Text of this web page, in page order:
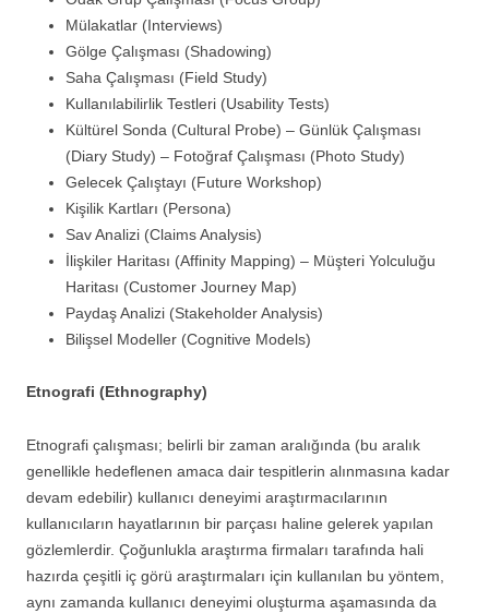
Mülakatlar (Interviews)
Gölge Çalışması (Shadowing)
Saha Çalışması (Field Study)
Kullanılabilirlik Testleri (Usability Tests)
Kültürel Sonda (Cultural Probe) – Günlük Çalışması
(Diary Study) – Fotoğraf Çalışması (Photo Study)
Gelecek Çalıştayı (Future Workshop)
Kişilik Kartları (Persona)
Sav Analizi (Claims Analysis)
İlişkiler Haritası (Affinity Mapping) – Müşteri Yolculuğu
Haritası (Customer Journey Map)
Paydaş Analizi (Stakeholder Analysis)
Bilişsel Modeller (Cognitive Models)
Etnografi (Ethnography)
Etnografi çalışması; belirli bir zaman aralığında (bu aralık
genellikle hedeflenen amaca dair tespitlerin alınmasına kadar
devam edebilir) kullanıcı deneyimi araştırmacılarının
kullanıcıların hayatlarının bir parçası haline gelerek yapılan
gözlemlerdir. Çoğunlukla araştırma firmaları tarafında hali
hazırda çeşitli iç görü araştırmaları için kullanılan bu yöntem,
aynı zamanda kullanıcı deneyimi oluşturma aşamasında da